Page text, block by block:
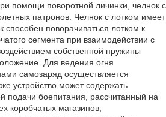
помощи поворотной личинки, челнок с
патронов. Челнок с лотком имеет
способен поворачиваться лотком к
сегмента при взаимодействии с
собственной пружины
Для ведения огня
самозаряд осуществляется
устройство может содержать
подачи боепитания, рассчитанный на
коробчатых магазинов,